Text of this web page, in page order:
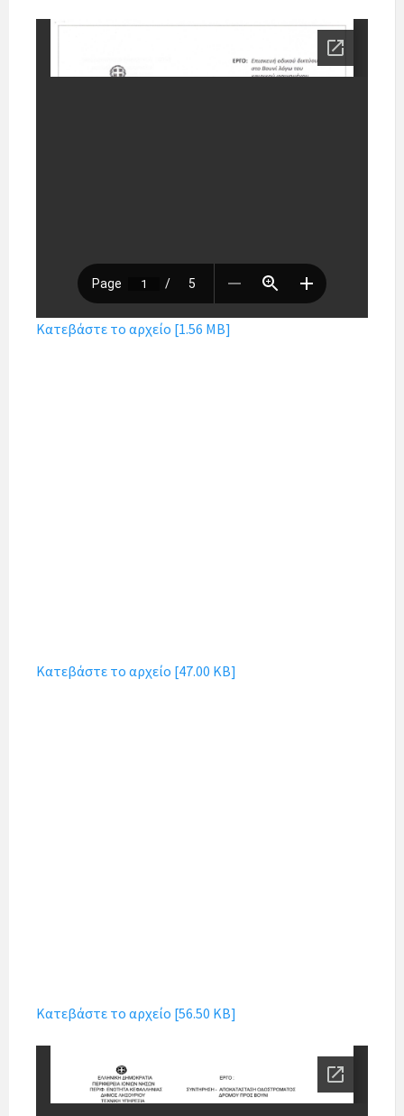
Κατεβάστε το αρχείο [1.56 MB]
Κατεβάστε το αρχείο [47.00 KB]
Κατεβάστε το αρχείο [56.50 KB]